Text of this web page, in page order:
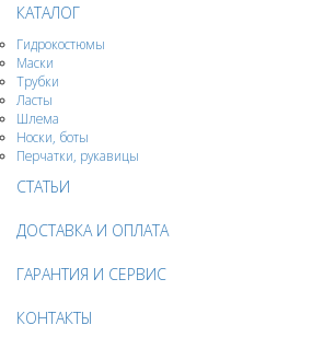
КАТАЛОГ
Гидрокостюмы
Маски
Трубки
Ласты
Шлема
Носки, боты
Перчатки, рукавицы
СТАТЬИ
ДОСТАВКА И ОПЛАТА
ГАРАНТИЯ И СЕРВИС
КОНТАКТЫ